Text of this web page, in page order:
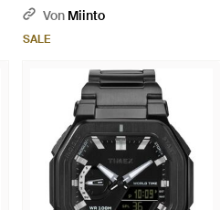
Mettallic
Von Miinto
SALE